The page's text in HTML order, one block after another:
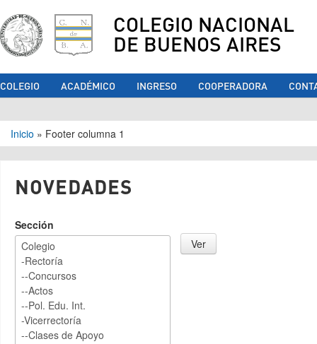
COLEGIO NACIONAL
DE BUENOS AIRES
COLEGIO ACADÉMICO INGRESO COOPERADORA
Se encuentra usted aquí
Inicio » Footer columna 1
NOVEDADES
Sección